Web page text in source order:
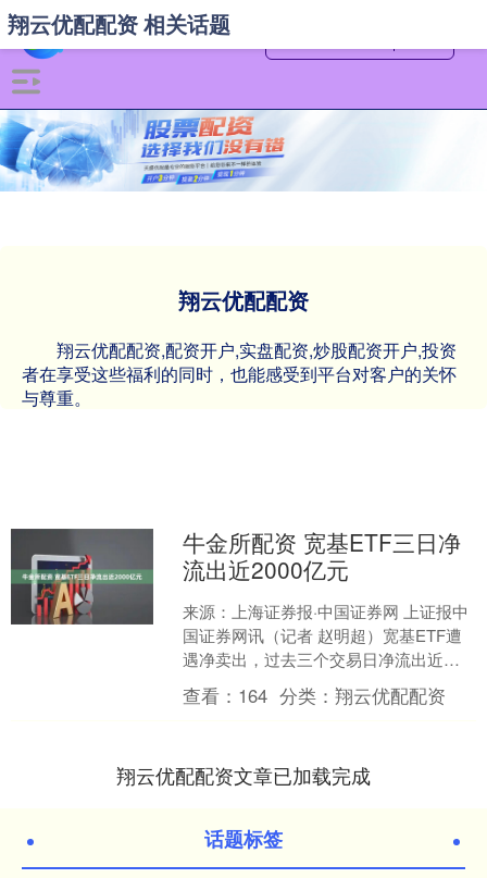
翔云优配配资
翔云优配配资,配资开户,实盘配资,炒股配资开户,投资
者在享受这些福利的同时，也能感受到平台对客户的关怀
与尊重。
翔云优配配资 相关话题
牛金所配资 宽基ETF三日净
流出近2000亿元
来源：上海证券报·中国证券网 上证报中
国证券网讯（记者 赵明超）宽基ETF遭
遇净卖出，过去三个交易日净流出近
2000亿元。据Wind资讯统计，1月14
日-16日....
查看： 164 分类：翔云优配配资
翔云优配配资文章已加载完成
话题标签